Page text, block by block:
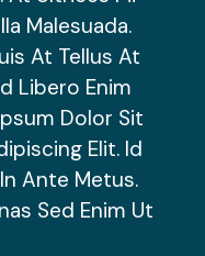
Malesuada.
At Tellus At
Libero Enim
Dolor Sit
Elit. Id
Ante Metus.
Sed Enim Ut